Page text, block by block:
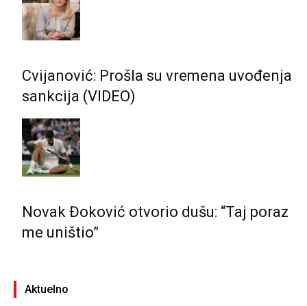
Cvijanović: Prošla su vremena uvođenja
sankcija (VIDEO)
Novak Đoković otvorio dušu: “Taj poraz
me uništio”
Aktuelno